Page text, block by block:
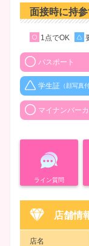
面接時に持
1点でOK
パスポート
学生証 （顔写真
マイナンバー
ライン質問
店舗情
店名